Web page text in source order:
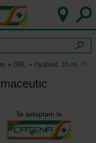
ORL Hyatisol, 10 ml, Tis
Te asteptam la